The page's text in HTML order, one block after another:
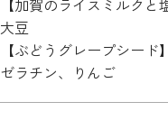
大豆
【ぶどうグレープシード】
ゼラチン、りんご